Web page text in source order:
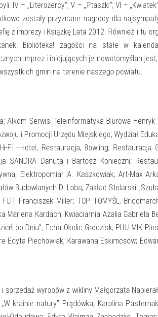
IV – „Literożercy”; V – „Ptaszki”; VI –
zostały przyznane nagrody dla
z imprezy i Książkę Lata 2012. Również i tu
Biblioteka! zagości na stałe w
imprez i inicjujących je nowotomyślan
gmin na terenie naszego powiatu.
Alkom Serwis Teleinformatyka Biurowa
i Promocji Urzędu Miejskiego; Wydział
Fi –Hotel, Restauracja, Bowling; Restauracja
SANDRA Danuta i Bartosz Konieczni;
Elektropomiar A. Kaszkowiak; Art-Max
Budowlanych D. Loba; Zakład Stolarski
FUT Franciszek Miller; TOP TOMYŚL,
Marlena Kardach; Kwiaciarnia Azalia Gabriela
po Dniu”; Echa Okolic Grodzisk; PHU MIK
Edyta Piechowiak; Karawana Eskimosów;
sprzedaż wyrobów z wikliny Małgorzata
krainie natury” Prądówka; Karolina